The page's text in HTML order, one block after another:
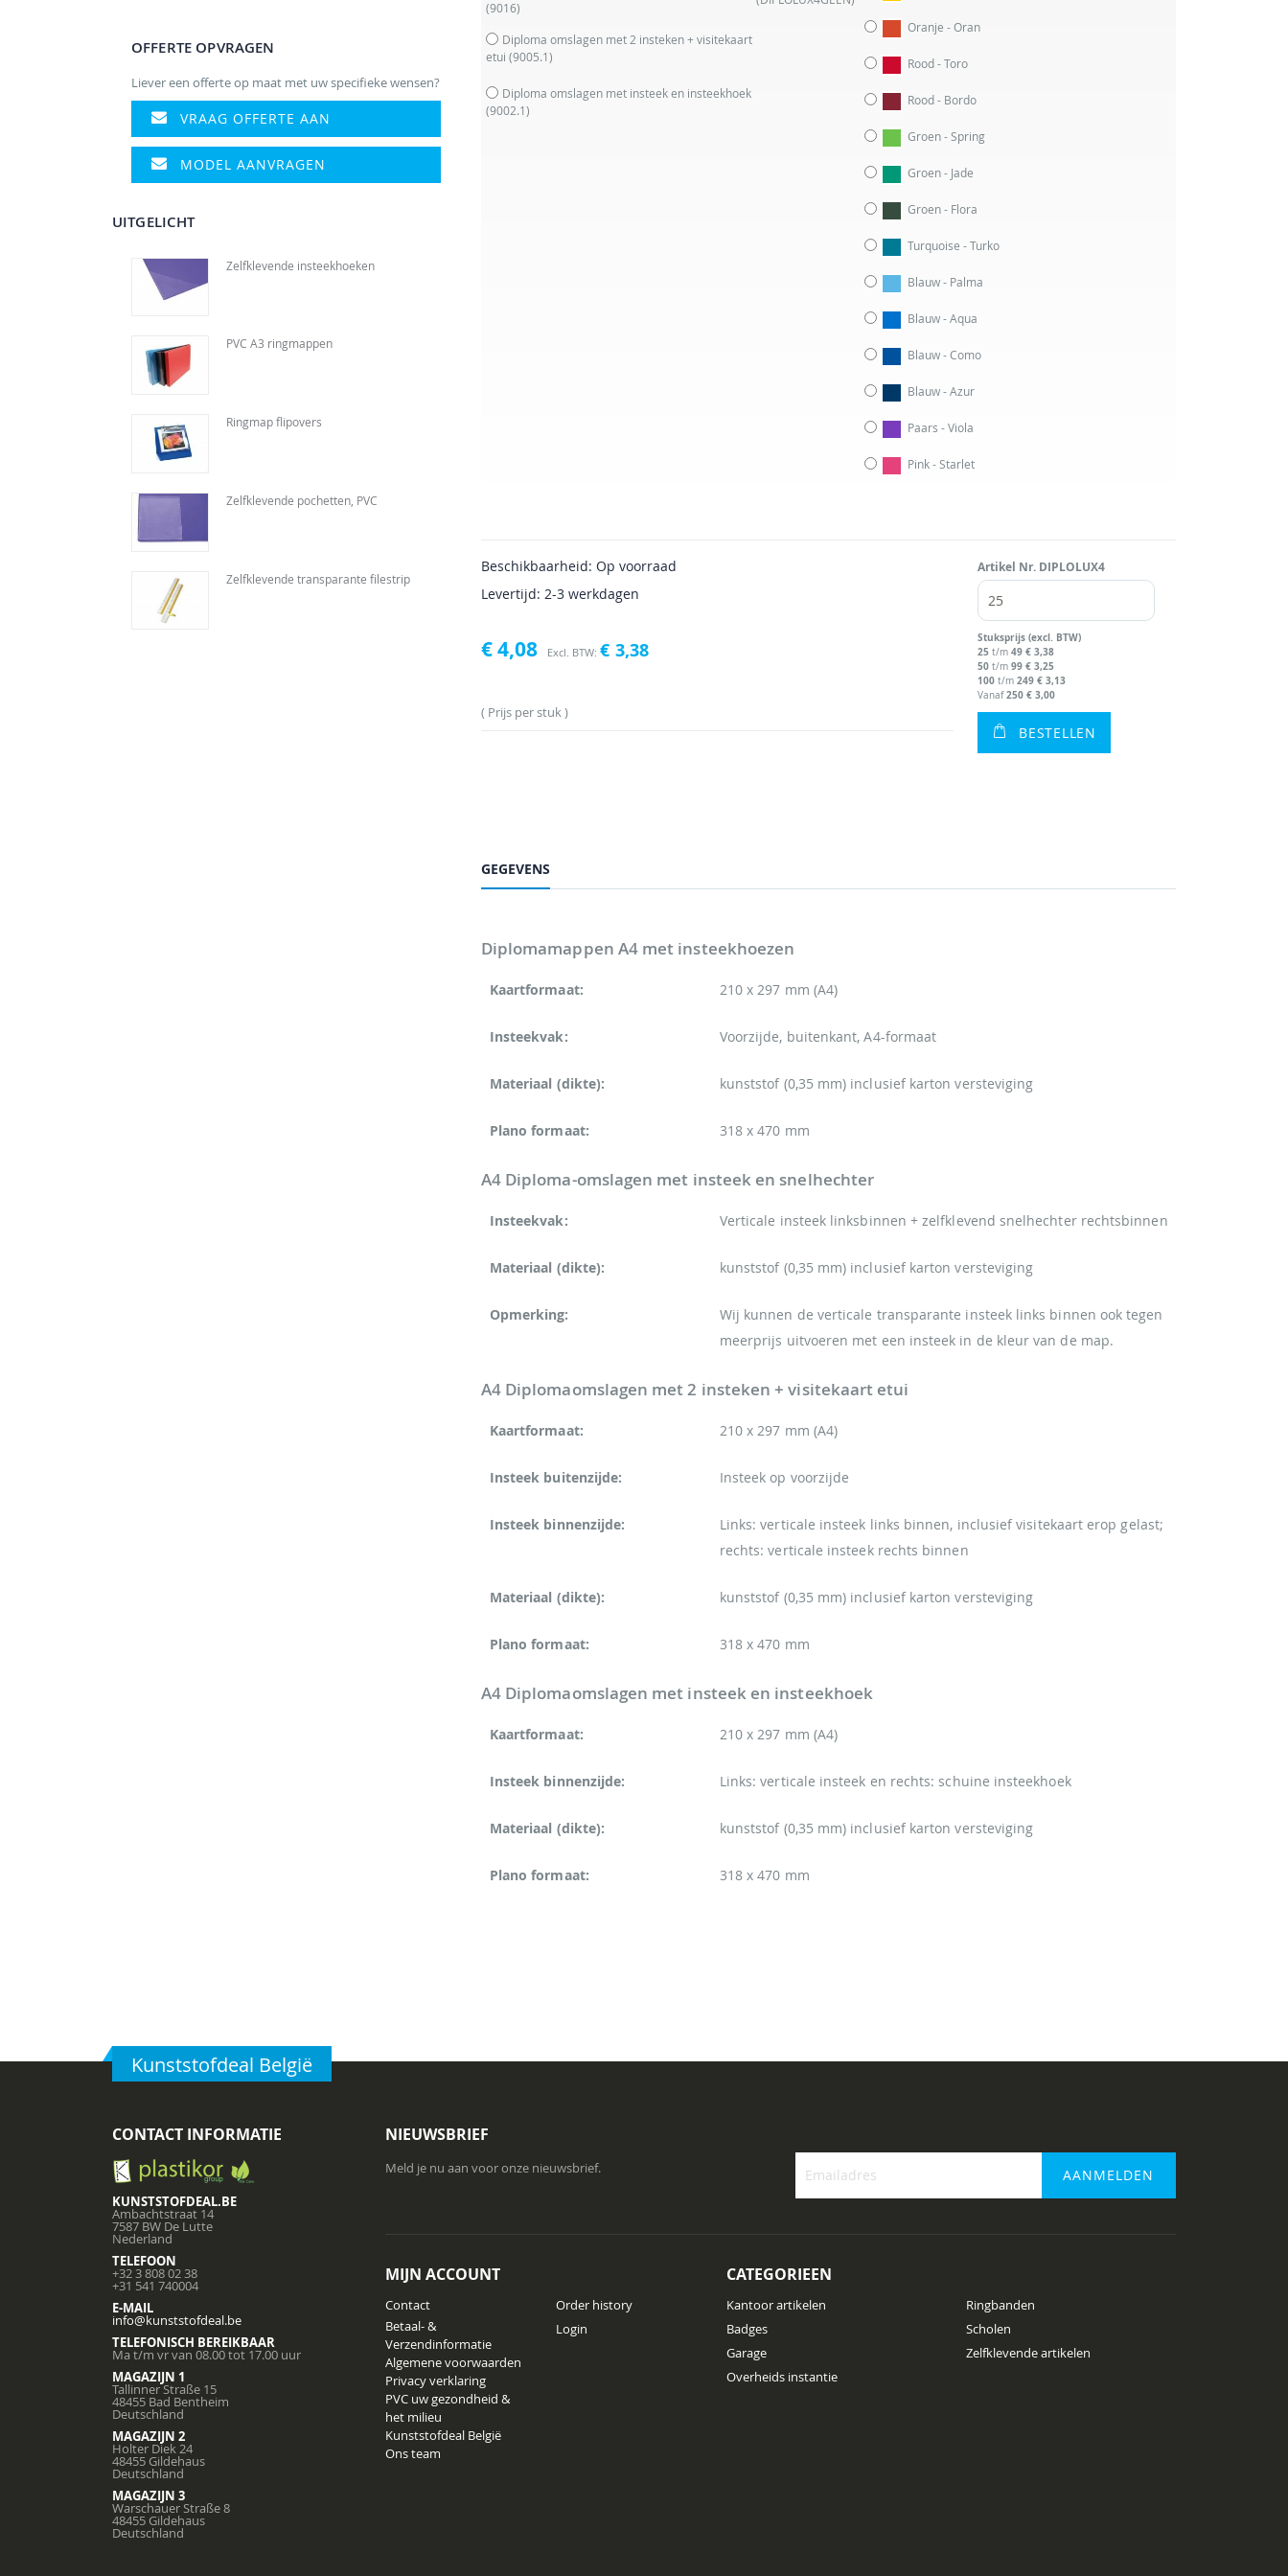
begin
afbeeldingen-
(9016)
Diploma omslagen met 2 insteken + visitekaart
etui (9005.1)
Diploma omslagen met insteek en insteekhoek
(9002.1)
Oranje - Oran
Rood - Toro
Rood - Bordo
Groen - Spring
Groen - Jade
Groen - Flora
Turquoise - Turko
Blauw - Palma
Blauw - Aqua
Blauw - Como
Blauw - Azur
Paars - Viola
Pink - Starlet
Beschikbaarheid: Op voorraad
Levertijd: 2-3 werkdagen
€ 4,08 € 3,38
Prijs per stuk
Artikel Nr. DIPLOLUX4
Stuksprijs (excl. BTW)
25t/m 49 € 3,38
50t/m 99 € 3,25
100t/m 249 € 3,13
Vanaf250 € 3,00
BESTELLEN
GEGEVENS
Diplomamappen A4 met insteekhoezen
Kaartformaat: 210 x 297 mm (A4)
Insteekvak: Voorzijde, buitenkant, A4-formaat
Materiaal (dikte): kunststof (0,35 mm) inclusief karton versteviging
Plano formaat: 318 x 470 mm
A4 Diploma-omslagen met insteek en snelhechter
Insteekvak: Verticale insteek linksbinnen + zelfklevend snelhechter rechtsbinnen
Materiaal (dikte): kunststof (0,35 mm) inclusief karton versteviging
Opmerking:
Wij kunnen de verticale transparante insteek links binnen ook tegen
meerprijs uitvoeren met een insteek in de kleur van de map.
A4 Diplomaomslagen met 2 insteken + visitekaart etui
Kaartformaat: 210 x 297 mm (A4)
Insteek buitenzijde: Insteek op voorzijde
Insteek binnenzijde:
Links: verticale insteek links binnen, inclusief visitekaart erop gelast;
rechts: verticale insteek rechts binnen
Materiaal (dikte): kunststof (0,35 mm) inclusief karton versteviging
Plano formaat: 318 x 470 mm
A4 Diplomaomslagen met insteek en insteekhoek
Kaartformaat: 210 x 297 mm (A4)
Insteek binnenzijde: Links: verticale insteek en rechts: schuine insteekhoek
Materiaal (dikte): kunststof (0,35 mm) inclusief karton versteviging
Plano formaat: 318 x 470 mm
OFFERTE OPVRAGEN
Liever een offerte op maat met uw specifieke wensen?
VRAAG OFFERTE AAN
MODEL AANVRAGEN
UITGELICHT
Zelfklevende insteekhoeken
PVC A3 ringmappen
Ringmap flipovers
Zelfklevende pochetten, PVC
Zelfklevende transparante filestrip
Kunststofdeal België
CONTACT INFORMATIE
KUNSTSTOFDEAL.BE
Ambachtstraat 14
7587 BW De Lutte
Nederland
TELEFOON
+32 3 808 02 38
+31 541 740004
E-MAIL
info@kunststofdeal.be
TELEFONISCH BEREIKBAAR
Ma t/m vr van 08.00 tot 17.00 uur
MAGAZIJN 1
Tallinner Straße 15
48455 Bad Bentheim
Deutschland
MAGAZIJN 2
Holter Diek 24
48455 Gildehaus
Deutschland
MAGAZIJN 3
Warschauer Straße 8
48455 Gildehaus
Deutschland
NIEUWSBRIEF
Meld je nu aan voor onze nieuwsbrief.
nieuwsbrief
AANMELDEN
MIJN ACCOUNT
Contact
Betaal- &
Verzendinformatie
Algemene voorwaarden
Privacy verklaring
PVC uw gezondheid &
het milieu
Kunststofdeal België
Ons team
Order history
Login
CATEGORIEEN
Kantoor artikelen
Badges
Garage
Overheids instantie
Ringbanden
Scholen
Zelfklevende artikelen